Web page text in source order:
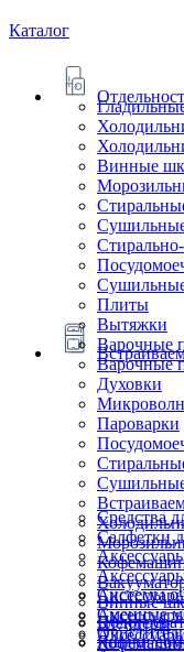
Каталог
Винные
Плиты
Вытяжки
Варочные
Варочные
Духовки
Пароварки
Винные
Ящики
Блендеры
Системы
Сменные
Средства
Салфетки